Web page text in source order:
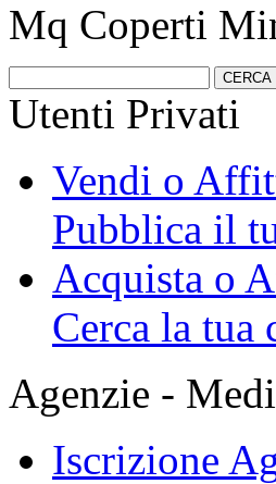
Mq Coperti
Utenti Privati
Vendi o
Pubblica il
Acquista o
Cerca la tua
Agenzie -
Iscrizione